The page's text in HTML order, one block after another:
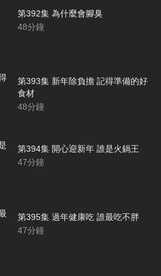
第392集 為什麼會腳臭
48分鐘
第393集 新年除負擔 記得準備的好
食材
48分鐘
第394集 開心迎新年 誰是火鍋王
47分鐘
第395集 過年健康吃 誰最吃不胖
47分鐘